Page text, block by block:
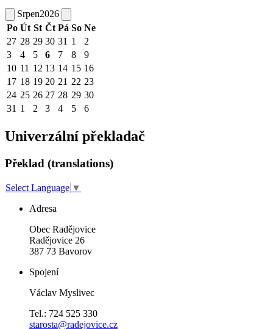
Srpen2026
Po Út St Čt Pá So Ne
27 28 29 30 31 1
2
3
4 5 6 7 8
9
10 11 12 13 14 15 16
17 18 19 20 21 22 23
24 25 26 27 28 29 30
31 1 2 3 4 5 6
Univerzální překladač
Překlad (translations)
Select Language ▼
Adresa
Obec Radějovice
Radějovice 26
387 73 Bavorov
Spojení
Václav Myslivec
Tel.: 724 525 330
starosta@radejovice.cz